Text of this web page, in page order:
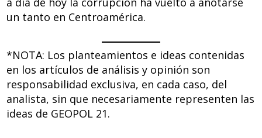
un tanto en Centroamérica.
*NOTA: Los planteamientos e ideas contenidas
en los artículos de análisis y opinión son
responsabilidad exclusiva, en cada caso, del
analista, sin que necesariamente representen las
ideas de GEOPOL 21.